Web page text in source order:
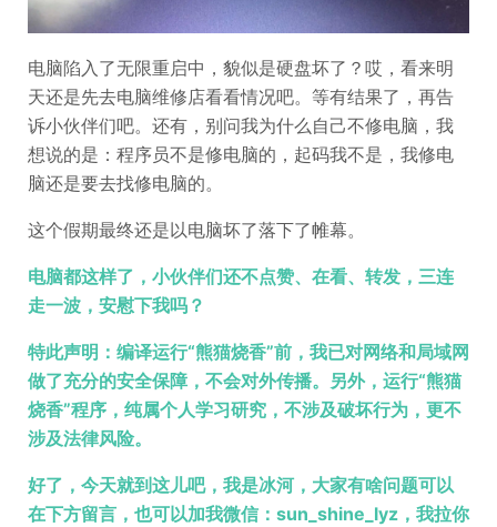
电脑陷入了无限重启中，貌似是硬盘坏了？哎，看来明
天还是先去电脑维修店看看情况吧。等有结果了，再告
诉小伙伴们吧。还有，别问我为什么自己不修电脑，我
想说的是：程序员不是修电脑的，起码我不是，我修电
脑还是要去找修电脑的。
这个假期最终还是以电脑坏了落下了帷幕。
电脑都这样了，小伙伴们还不点赞、在看、转发，三连
走一波，安慰下我吗？
特此声明：编译运行“熊猫烧香”前，我已对网络和局域网
做了充分的安全保障，不会对外传播。另外，运行“熊猫
烧香”程序，纯属个人学习研究，不涉及破坏行为，更不
涉及法律风险。
好了，今天就到这儿吧，我是冰河，大家有啥问题可以
在下方留言，也可以加我微信：sun_shine_lyz，我拉你